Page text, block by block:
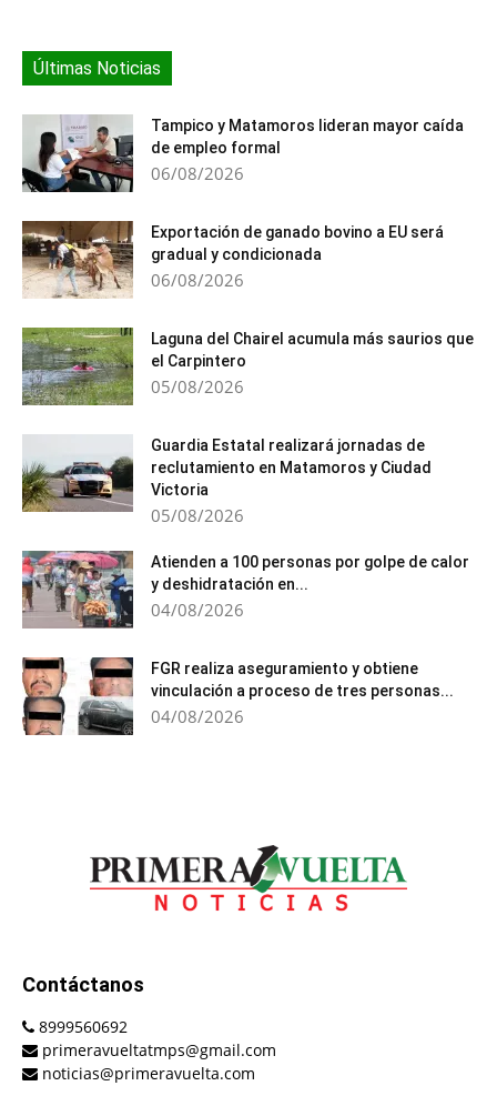
Últimas Noticias
Tampico y Matamoros lideran mayor caída
de empleo formal
06/08/2026
Exportación de ganado bovino a EU será
gradual y condicionada
06/08/2026
Laguna del Chairel acumula más saurios que
el Carpintero
05/08/2026
Guardia Estatal realizará jornadas de
reclutamiento en Matamoros y Ciudad
Victoria
05/08/2026
Atienden a 100 personas por golpe de calor
y deshidratación en...
04/08/2026
FGR realiza aseguramiento y obtiene
vinculación a proceso de tres personas...
04/08/2026
Contáctanos
8999560692
primeravueltatmps@gmail.com
noticias@primeravuelta.com